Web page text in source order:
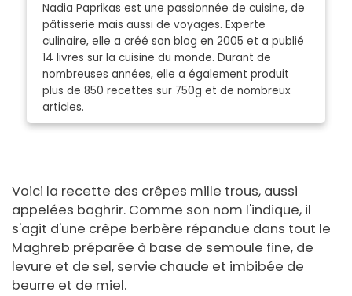
Nadia Paprikas est une passionnée de cuisine, de
pâtisserie mais aussi de voyages. Experte
culinaire, elle a créé son blog en 2005 et a publié
14 livres sur la cuisine du monde. Durant de
nombreuses années, elle a également produit
plus de 850 recettes sur 750g et de nombreux
articles.
Voici la recette des crêpes mille trous, aussi
appelées baghrir. Comme son nom l'indique, il
s'agit d'une crêpe berbère répandue dans tout le
Maghreb préparée à base de semoule fine, de
levure et de sel, servie chaude et imbibée de
beurre et de miel.